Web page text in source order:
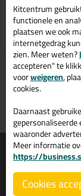
Bekijk
Voor 21:00
morgen in huis
Grootste
uit voorraad
Informatie
Tips en tricks
Keuzehulpen
Kitcentrum
functionele en
plaatsen we ook
internetgedrag
zien. Meer weten?
accepteren" te
voorweigeren,
cookies.
Daarnaast
waaronder
Meer informatie
https://
Cookies